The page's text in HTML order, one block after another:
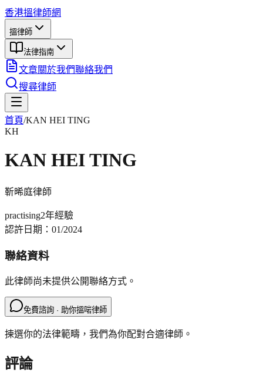
香港搵律師網
搵律師
法律指南
文章關於我們聯絡我們
搜尋律師
首頁/KAN HEI TING
KH
KAN HEI TING
靳晞庭律師
practising2年經驗
認許日期： 01/2024
聯絡資料
此律師尚未提供公開聯絡方式。
免費諮詢 · 助你搵啱律師
揀選你的法律範疇，我們為你配對合適律師。
評論